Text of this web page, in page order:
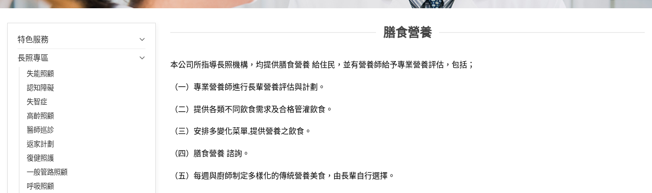
特色服務
長照專區
失能照顧
認知障礙
失智症
高齡照顧
醫師巡診
返家計劃
復健照護
一般管路照顧
呼吸照顧
膳食營養
本公司所指導長照機構，均提供膳食營養 給住民，並有營養師給予專業營養評估，包括；
（一）專業營養師進行長輩營養評估與計劃。
（二）提供各類不同飲食需求及合格管灌飲食。
（三）安排多變化菜單,提供營養之飲食。
（四）膳食營養 諮詢。
（五）每週與廚師制定多樣化的傳統營養美食，由長輩自行選擇。